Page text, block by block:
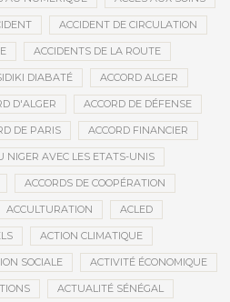
ACCIDENT DE CIRCULATION
ACCIDENTS DE LA ROUTE
DIABATÉ ACCORD ALGER
D'ALGER ACCORD DE DÉFENSE
DE PARIS ACCORD FINANCIER
NIGER AVEC LES ETATS-UNIS
ACCORDS DE COOPÉRATION
ACCULTURATION ACLED
ACTION CLIMATIQUE
SOCIALE ACTIVITÉ ÉCONOMIQUE
ACTUALITÉ SÉNÉGAL